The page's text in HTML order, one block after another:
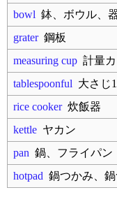
bowl 鉢、ボウル、
grater鋼板
measuring cup 計量
tablespoonful 大さじ
rice cooker炊飯器
kettle ヤカン
pan 鍋、フライパン
hotpad 鍋つかみ、